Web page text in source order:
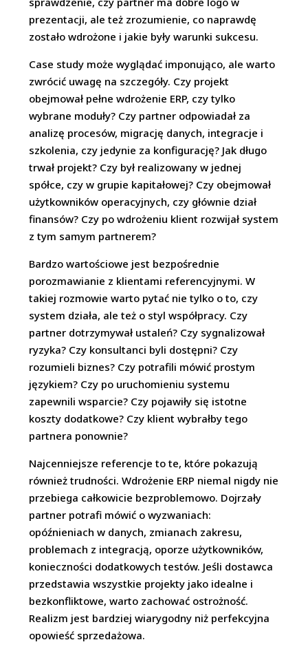
prezentacji, ale też zrozumienie, co naprawdę
zostało wdrożone i jakie były warunki sukcesu.
Case study może wyglądać imponująco, ale warto
zwrócić uwagę na szczegóły. Czy projekt
obejmował pełne wdrożenie ERP, czy tylko
wybrane moduły? Czy partner odpowiadał za
analizę procesów, migrację danych, integracje i
szkolenia, czy jedynie za konfigurację? Jak długo
trwał projekt? Czy był realizowany w jednej
spółce, czy w grupie kapitałowej? Czy obejmował
użytkowników operacyjnych, czy głównie dział
finansów? Czy po wdrożeniu klient rozwijał system
z tym samym partnerem?
Bardzo wartościowe jest bezpośrednie
porozmawianie z klientami referencyjnymi. W
takiej rozmowie warto pytać nie tylko o to, czy
system działa, ale też o styl współpracy. Czy
partner dotrzymywał ustaleń? Czy sygnalizował
ryzyka? Czy konsultanci byli dostępni? Czy
rozumieli biznes? Czy potrafili mówić prostym
językiem? Czy po uruchomieniu systemu
zapewnili wsparcie? Czy pojawiły się istotne
koszty dodatkowe? Czy klient wybrałby tego
partnera ponownie?
Najcenniejsze referencje to te, które pokazują
również trudności. Wdrożenie ERP niemal nigdy nie
przebiega całkowicie bezproblemowo. Dojrzały
partner potrafi mówić o wyzwaniach:
opóźnieniach w danych, zmianach zakresu,
problemach z integracją, oporze użytkowników,
konieczności dodatkowych testów. Jeśli dostawca
przedstawia wszystkie projekty jako idealne i
bezkonfliktowe, warto zachować ostrożność.
Realizm jest bardziej wiarygodny niż perfekcyjna
opowieść sprzedażowa.